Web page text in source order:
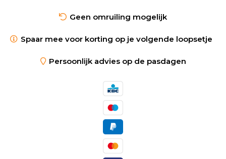
Geen omruiling mogelijk
Spaar mee voor korting op je volgende loopsetje
Persoonlijk advies op de pasdagen